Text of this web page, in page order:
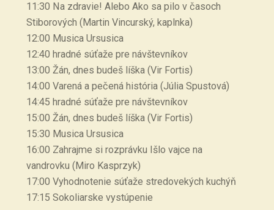
11:30 Na zdravie! Alebo Ako sa pilo v časoch
Stiborových (Martin Vincurský, kaplnka)
12:00 Musica Ursusica
12:40 hradné súťaže pre návštevníkov
13:00 Žán, dnes budeš líška (Vir Fortis)
14:00 Varená a pečená história (Júlia Spustová)
14:45 hradné súťaže pre návštevníkov
15:00 Žán, dnes budeš líška (Vir Fortis)
15:30 Musica Ursusica
16:00 Zahrajme si rozprávku Išlo vajce na
vandrovku (Miro Kasprzyk)
17:00 Vyhodnotenie súťaže stredovekých kuchýň
17:15 Sokoliarske vystúpenie